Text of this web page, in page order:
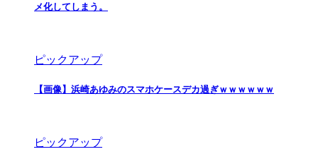
メ化してしまう。
ピックアップ
【画像】浜崎あゆみのスマホケースデカ過ぎｗｗｗｗｗｗ
ピックアップ